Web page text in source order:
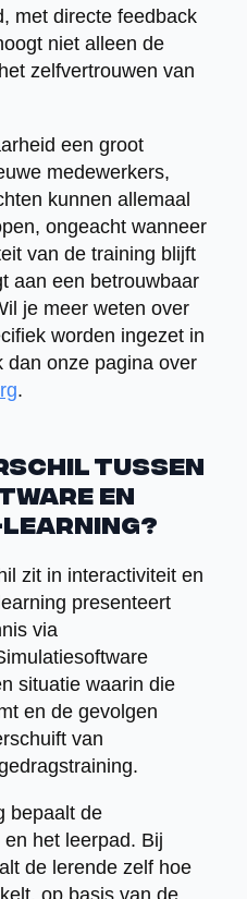
met directe feedback
niet alleen de
zelfvertrouwen van
een groot
medewerkers,
kunnen allemaal
ongeacht wanneer
van de training blijft
aan een betrouwbaar
je meer weten over
worden ingezet in
dan onze pagina over
.
tussen
en
zit in interactiviteit en
presenteert
via
situatie waarin die
en de gevolgen
van
bepaalt de
het leerpad. Bij
de lerende zelf hoe
op basis van de